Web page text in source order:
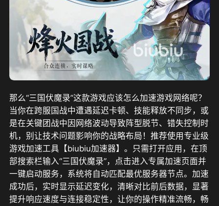
那么“三国伏魔录”这款游戏应该怎么加速游戏网络呢？
当你在跨服国战中遭遇延迟卡顿、技能释放不同步，或
是在关键团战中因网络波动导致阵型脱节、错失控制时
机，别让技术问题影响你的战略布局！推荐使用专业级
游戏加速工具【biubiu加速器】。只需打开应用，在顶
部搜索栏输入“三国伏魔录”，点击进入专属加速页面并
一键启动服务，系统将自动匹配最优服务器节点。加速
成功后，实时显示延迟变化，清晰对比前后数据，显著
提升响应速度与连接稳定性，让你的操作精准流畅，畅